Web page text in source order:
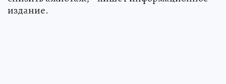
издание.